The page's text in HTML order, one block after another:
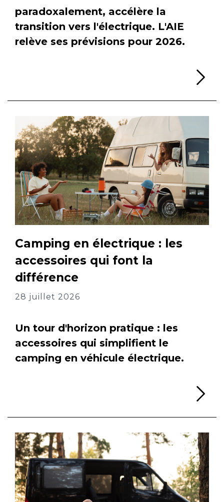
paradoxalement, accélère la
transition vers l'électrique. L'AIE
relève ses prévisions pour 2026.
Camping en électrique : les
accessoires qui font la
différence
28 juillet 2026
Un tour d'horizon pratique : les
accessoires qui simplifient le
camping en véhicule électrique.